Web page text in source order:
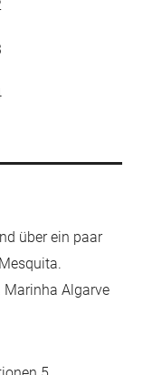
über ein paar
Marinha Algarve